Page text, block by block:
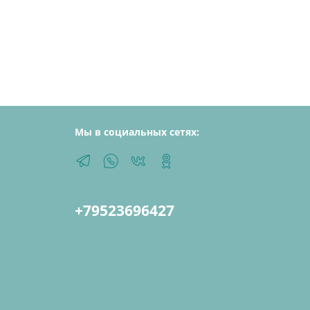
Мы в социальных сетях:
+79523696427